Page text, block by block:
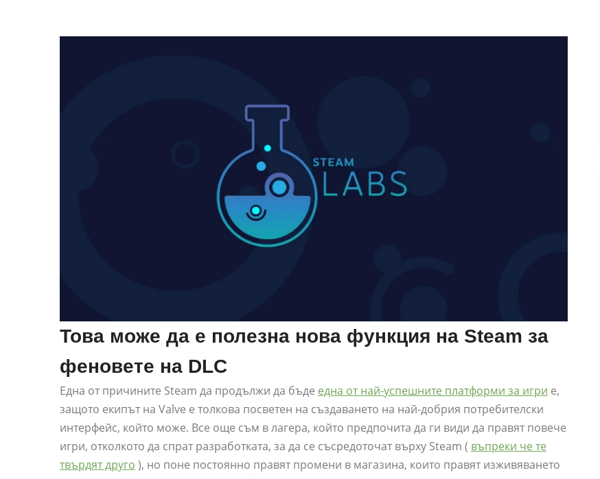
Това може да е полезна нова функция на Steam за
феновете на DLC
Една от причините Steam да продължи да бъде една от най-успешните платформи за игри е,
защото екипът на Valve е толкова посветен на създаването на най-добрия потребителски
интерфейс, който може. Все още съм в лагера, който предпочита да ги види да правят повече
игри, отколкото да спрат разработката, за да се съсредоточат върху Steam ( въпреки че те
твърдят друго ), но поне постоянно правят промени в магазина, които правят изживяването